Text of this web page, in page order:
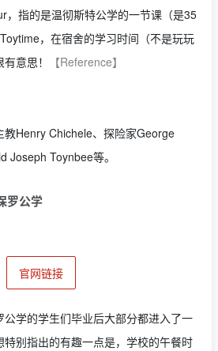
，指的是温彻斯特公学的一节课（是35
，在宿舍的学习时间（不是玩玩
意思！
【Reference】
教Henry Chichele、探险家George
Joseph Toynbee等。
罗公学
官网链接
学的学生们毕业后大部分都进入了一
别指出的有趣一点是，学校的午餐时